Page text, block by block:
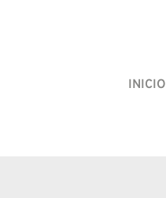
INICIO